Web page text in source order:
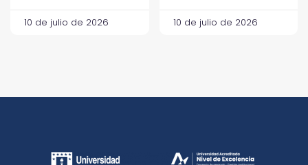
10 de julio de 2026 10 de julio de 2026